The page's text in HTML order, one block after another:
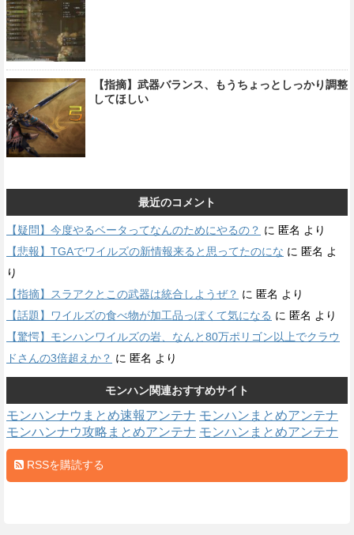
【指摘】武器バランス、もうちょっとしっかり調整
してほしい
最近のコメント
【疑問】今度やるベータってなんのためにやるの？ に 匿名 より
【悲報】TGAでワイルズの新情報来ると思ってたのにな に 匿名 よ
り
【指摘】スラアクとこの武器は統合しようぜ？ に 匿名 より
【話題】ワイルズの食べ物が加工品っぽくて気になる に 匿名 より
【驚愕】モンハンワイルズの岩、なんと80万ポリゴン以上でクラウ
ドさんの3倍超えか？ に 匿名 より
モンハン関連おすすめサイト
モンハンナウまとめ速報アンテナ モンハンまとめアンテナ
モンハンナウ攻略まとめアンテナ モンハンまとめアンテナ
RSSを購読する